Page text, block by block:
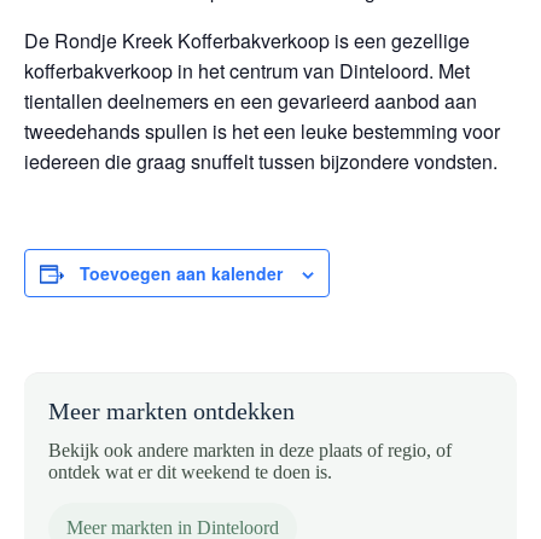
De Rondje Kreek Kofferbakverkoop is een gezellige
kofferbakverkoop in het centrum van Dinteloord. Met
tientallen deelnemers en een gevarieerd aanbod aan
tweedehands spullen is het een leuke bestemming voor
iedereen die graag snuffelt tussen bijzondere vondsten.
Toevoegen aan kalender
Meer markten ontdekken
Bekijk ook andere markten in deze plaats of regio, of
ontdek wat er dit weekend te doen is.
Meer markten in Dinteloord